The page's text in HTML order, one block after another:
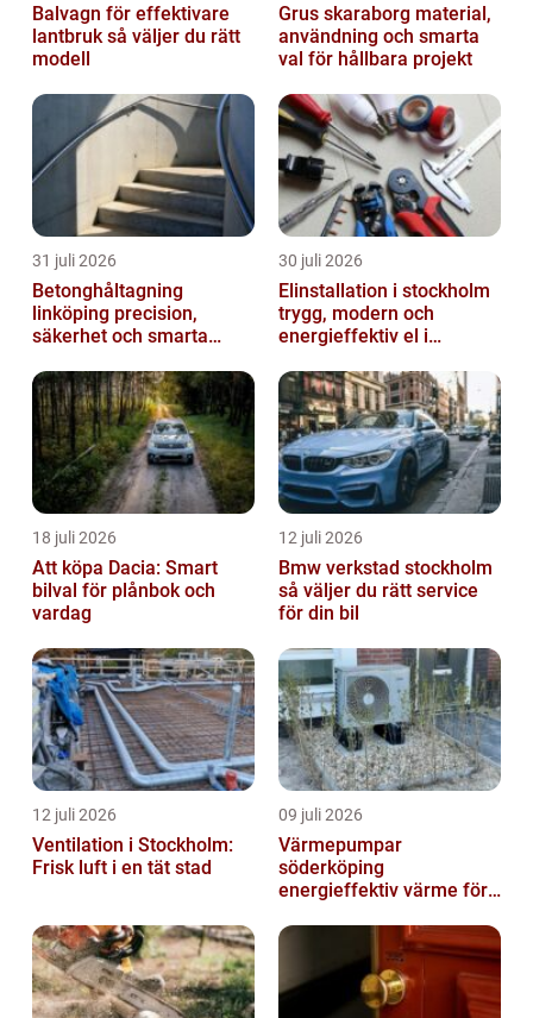
Balvagn för effektivare
lantbruk så väljer du rätt
modell
Grus skaraborg material,
användning och smarta
val för hållbara projekt
31 juli 2026
Betonghåltagning
linköping precision,
säkerhet och smarta
30 juli 2026
Elinstallation i stockholm
trygg, modern och
energieffektiv el i
18 juli 2026
Att köpa Dacia: Smart
bilval för plånbok och
vardag
12 juli 2026
Bmw verkstad stockholm
så väljer du rätt service
för din bil
12 juli 2026
Ventilation i Stockholm:
Frisk luft i en tät stad
09 juli 2026
Värmepumpar
söderköping
energieffektiv värme för